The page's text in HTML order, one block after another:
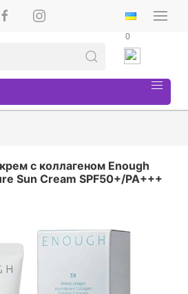
0
с коллагеном Enough
Sun Cream SPF50+/PA+++